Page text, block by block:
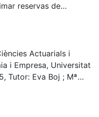
reservas de
A lo largo
de los
identificar
Actuarials i
i Empresa, Universitat
Tutor: Eva Boj ; Mª